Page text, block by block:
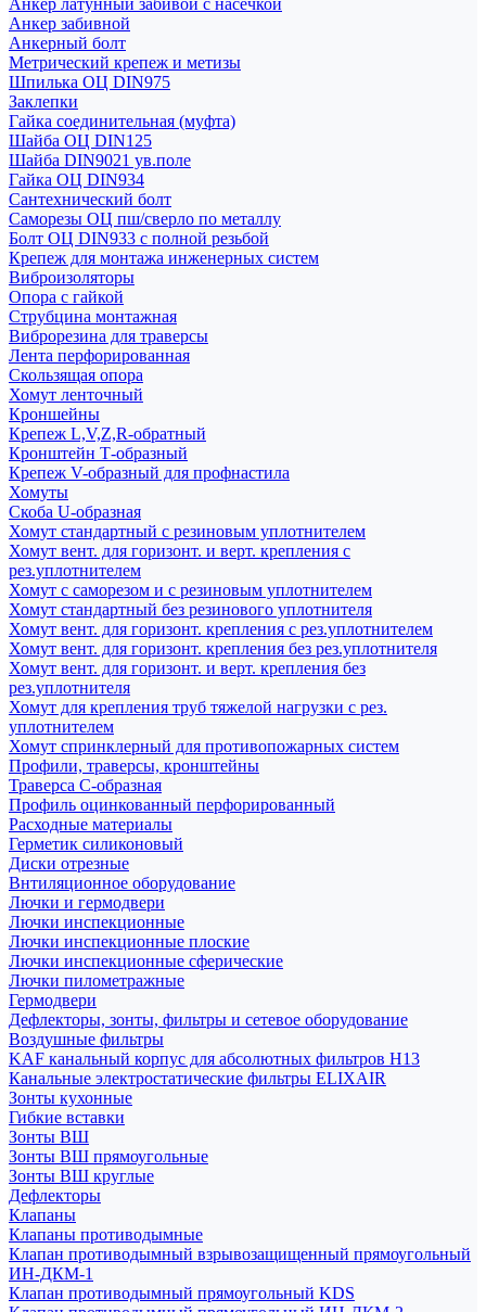
Анкер латунный забивой с насечкой
Анкер забивной
Анкерный болт
Метрический крепеж и метизы
Шпилька ОЦ DIN975
Заклепки
Гайка соединительная (муфта)
Шайба ОЦ DIN125
Шайба DIN9021 ув.поле
Гайка ОЦ DIN934
Сантехнический болт
Саморезы ОЦ пш/сверло по металлу
Болт ОЦ DIN933 с полной резьбой
Крепеж для монтажа инженерных систем
Виброизоляторы
Опора с гайкой
Струбцина монтажная
Виброрезина для траверсы
Лента перфорированная
Скользящая опора
Хомут ленточный
Кроншейны
Крепеж L,V,Z,R-обратный
Кронштейн Т-образный
Крепеж V-образный для профнастила
Хомуты
Скоба U-образная
Хомут стандартный с резиновым уплотнителем
Хомут вент. для горизонт. и верт. крепления с
рез.уплотнителем
Хомут с саморезом и с резиновым уплотнителем
Хомут стандартный без резинового уплотнителя
Хомут вент. для горизонт. крепления с рез.уплотнителем
Хомут вент. для горизонт. крепления без рез.уплотнителя
Хомут вент. для горизонт. и верт. крепления без
рез.уплотнителя
Хомут для крепления труб тяжелой нагрузки с рез.
уплотнителем
Хомут спринклерный для противопожарных систем
Профили, траверсы, кронштейны
Траверса С-образная
Профиль оцинкованный перфорированный
Расходные материалы
Герметик силиконовый
Диски отрезные
Внтиляционное оборудование
Лючки и гермодвери
Лючки инспекционные
Лючки инспекционные плоские
Лючки инспекционные сферические
Лючки пилометражные
Гермодвери
Дефлекторы, зонты, фильтры и сетевое оборудование
Воздушные фильтры
KAF канальный корпус для абсолютных фильтров H13
Канальные электростатические фильтры ELIXAIR
Зонты кухонные
Гибкие вставки
Зонты ВШ
Зонты ВШ прямоугольные
Зонты ВШ круглые
Дефлекторы
Клапаны
Клапаны противодымные
Клапан противодымный взрывозащищенный прямоугольный
ИН-ДКМ-1
Клапан противодымный прямоугольный KDS